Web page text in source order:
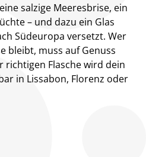
salzige Meeresbrise, ein
– und dazu ein Glas
Südeuropa versetzt. Wer
bleibt, muss auf Genuss
richtigen Flasche wird dein
in Lissabon, Florenz oder